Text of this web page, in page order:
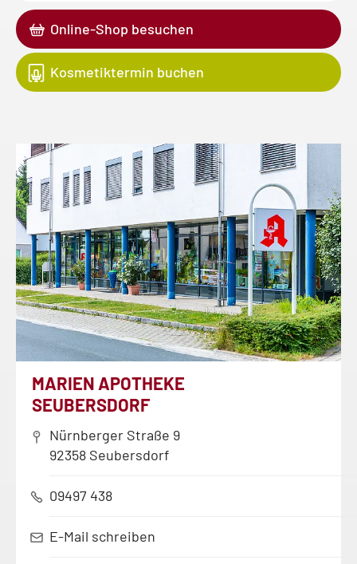
Online-Shop besuchen
Kosmetiktermin buchen
MARIEN APOTHEKE
SEUBERSDORF
Nürnberger Straße 9
92358 Seubersdorf
09497 438
E-Mail schreiben